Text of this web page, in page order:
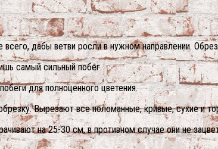
дабы ветви росли в нужном направлении.
самый сильный побег.
для полноценного цветения.
Вырезают все поломанные, кривые, сухие и
на 25-30 см, в противном случае они не